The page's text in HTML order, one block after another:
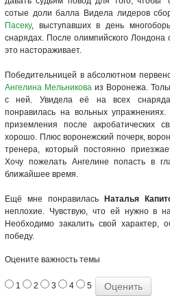
сотые доли балла Видела лидеров
Пасеку, выступавших в день
снарядах. После олимпийского Лондона
это настораживает.
Победительницей в абсолютном
Ангелина Мельникова из Воронежа.
с ней. Увидела её на всех
понравилась на вольных
приземления после акробатических
хорошо. Плюс воронежский почерк,
тренера, который постоянно
Хочу пожелать Ангелине попасть в
ближайшее время.
Ещё мне понравилась Наталья
неплохие. Чувствую, что ей нужно в
Необходимо закалить свой
победу.
Оцените важность темы
1 2 3 4 5